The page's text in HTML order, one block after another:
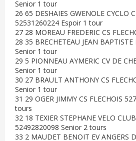
Senior 1 tour
26 65 DESHAIES GWENOLE CYCLO
52531260224 Espoir 1 tour
27 28 MOREAU FREDERIC CS
28 35 BRECHETEAU JEAN BAPTISTE
Senior 1 tour
29 5 PIONNEAU AYMERIC CV DE
Senior 1 tour
30 27 BRAULT ANTHONY CS
Senior 1 tour
31 29 OGER JIMMY CS FLECHOIS
tours
32 18 TEXIER STEPHANE VELO
52492820098 Senior 2 tours
33 2 MAUDET BENOIT EV ANGERS